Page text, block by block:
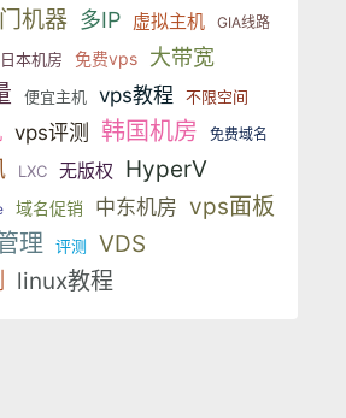
机器 多IP 虚拟主机 GIA线路
日本机房 免费vps 大带宽
便宜主机 vps教程 不限空间
vps评测 韩国机房 免费域名
LXC 无版权 HyperV
域名促销 中东机房 vps面板
理 评测
VDS
linux教程